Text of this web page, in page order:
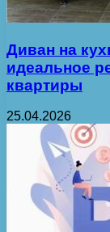
Диван на
идеальное
квартиры
25.04.2026